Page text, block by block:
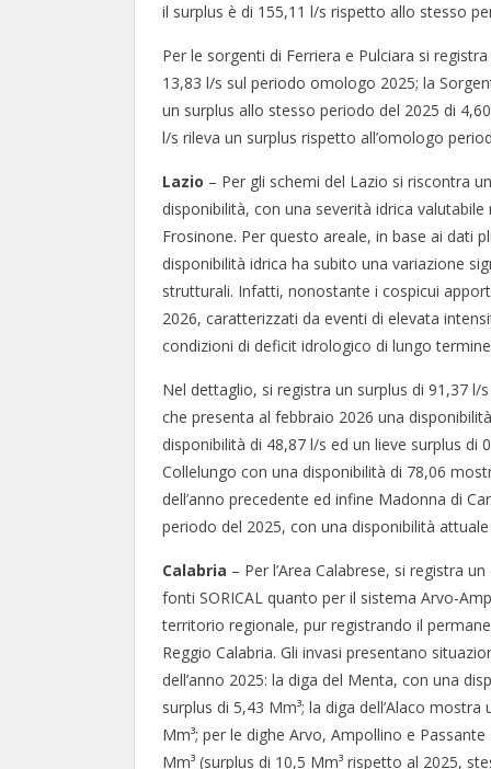
il surplus è di 155,11 l/s rispetto allo stesso
Per le sorgenti di Ferriera e Pulciara si
13,83 l/s sul periodo omologo 2025; la
un surplus allo stesso periodo del 2025 di
l/s rileva un surplus rispetto all’omologo
Lazio – Per gli schemi del Lazio si riscontra
disponibilità, con una severità idrica valutabile
Frosinone. Per questo areale, in base ai dati
disponibilità idrica ha subito una variazione
strutturali. Infatti, nonostante i cospicui
2026, caratterizzati da eventi di elevata
condizioni di deficit idrologico di lungo
Nel dettaglio, si registra un surplus di 91,37
che presenta al febbraio 2026 una
disponibilità di 48,87 l/s ed un lieve surplus
Collelungo con una disponibilità di 78,06
dell’anno precedente ed infine Madonna di
periodo del 2025, con una disponibilità
Calabria – Per l’Area Calabrese, si registra
fonti SORICAL quanto per il sistema Arvo-
territorio regionale, pur registrando il
Reggio Calabria. Gli invasi presentano
dell’anno 2025: la diga del Menta, con una
surplus di 5,43 Mm³; la diga dell’Alaco
Mm³; per le dighe Arvo, Ampollino e
Mm³ (surplus di 10,5 Mm³ rispetto al 2025,